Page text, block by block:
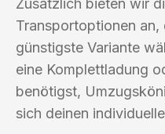
Zusätzlich bieten wir
Transportoptionen
günstigste Variante
eine Komplettladung
benötigst,
sich deinen